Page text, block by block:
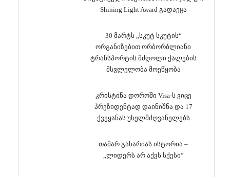
Shining Light Award გადაეცა
30 მარტს „სკუტ სკუტის“
ორგანიზებით ორბორბლიანი
ტრანსპორტის მძღოლი ქალების
მსვლელობა მოეწყობა
კრისტინა დოროში Visa-ს ვიცე
პრეზიდენტად დაინიშნა და 17
ქვეყანას უხელმძღვანელებს
თამარ გახარიას ისტორია –
„ლიდერს არ აქვს სქესი“